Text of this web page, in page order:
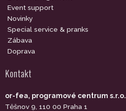
Event support
Novinky
Special service & pranks
Zábava
Doprava
Kontakt
or-fea, programové centrum s.r.o.
Těšnov 9, 110 00 Praha 1